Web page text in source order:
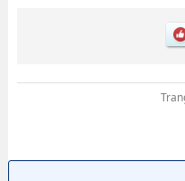
thông tin liên quan đến thi tuyển
tuyển, cở sở trang thiết bị, hướng